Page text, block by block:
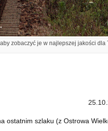
zobaczyć je w najlepszej jakości dla
ostatnim szlaku (z Ostrowa